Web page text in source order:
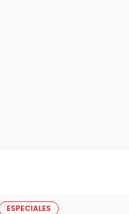
ESPECIALES